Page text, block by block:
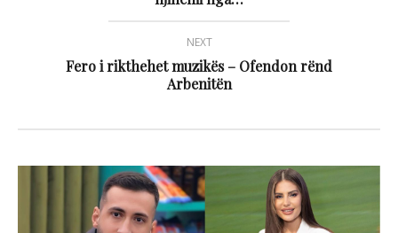
NEXT
Fero i rikthehet muzikës – Ofendon rënd
Arbenitën